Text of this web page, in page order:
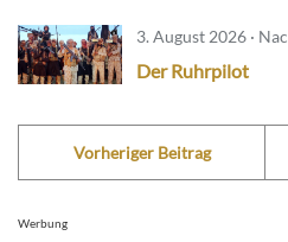
3. August 2026 ·
Der Ruhrpilot
Vorheriger Beitrag
Werbung